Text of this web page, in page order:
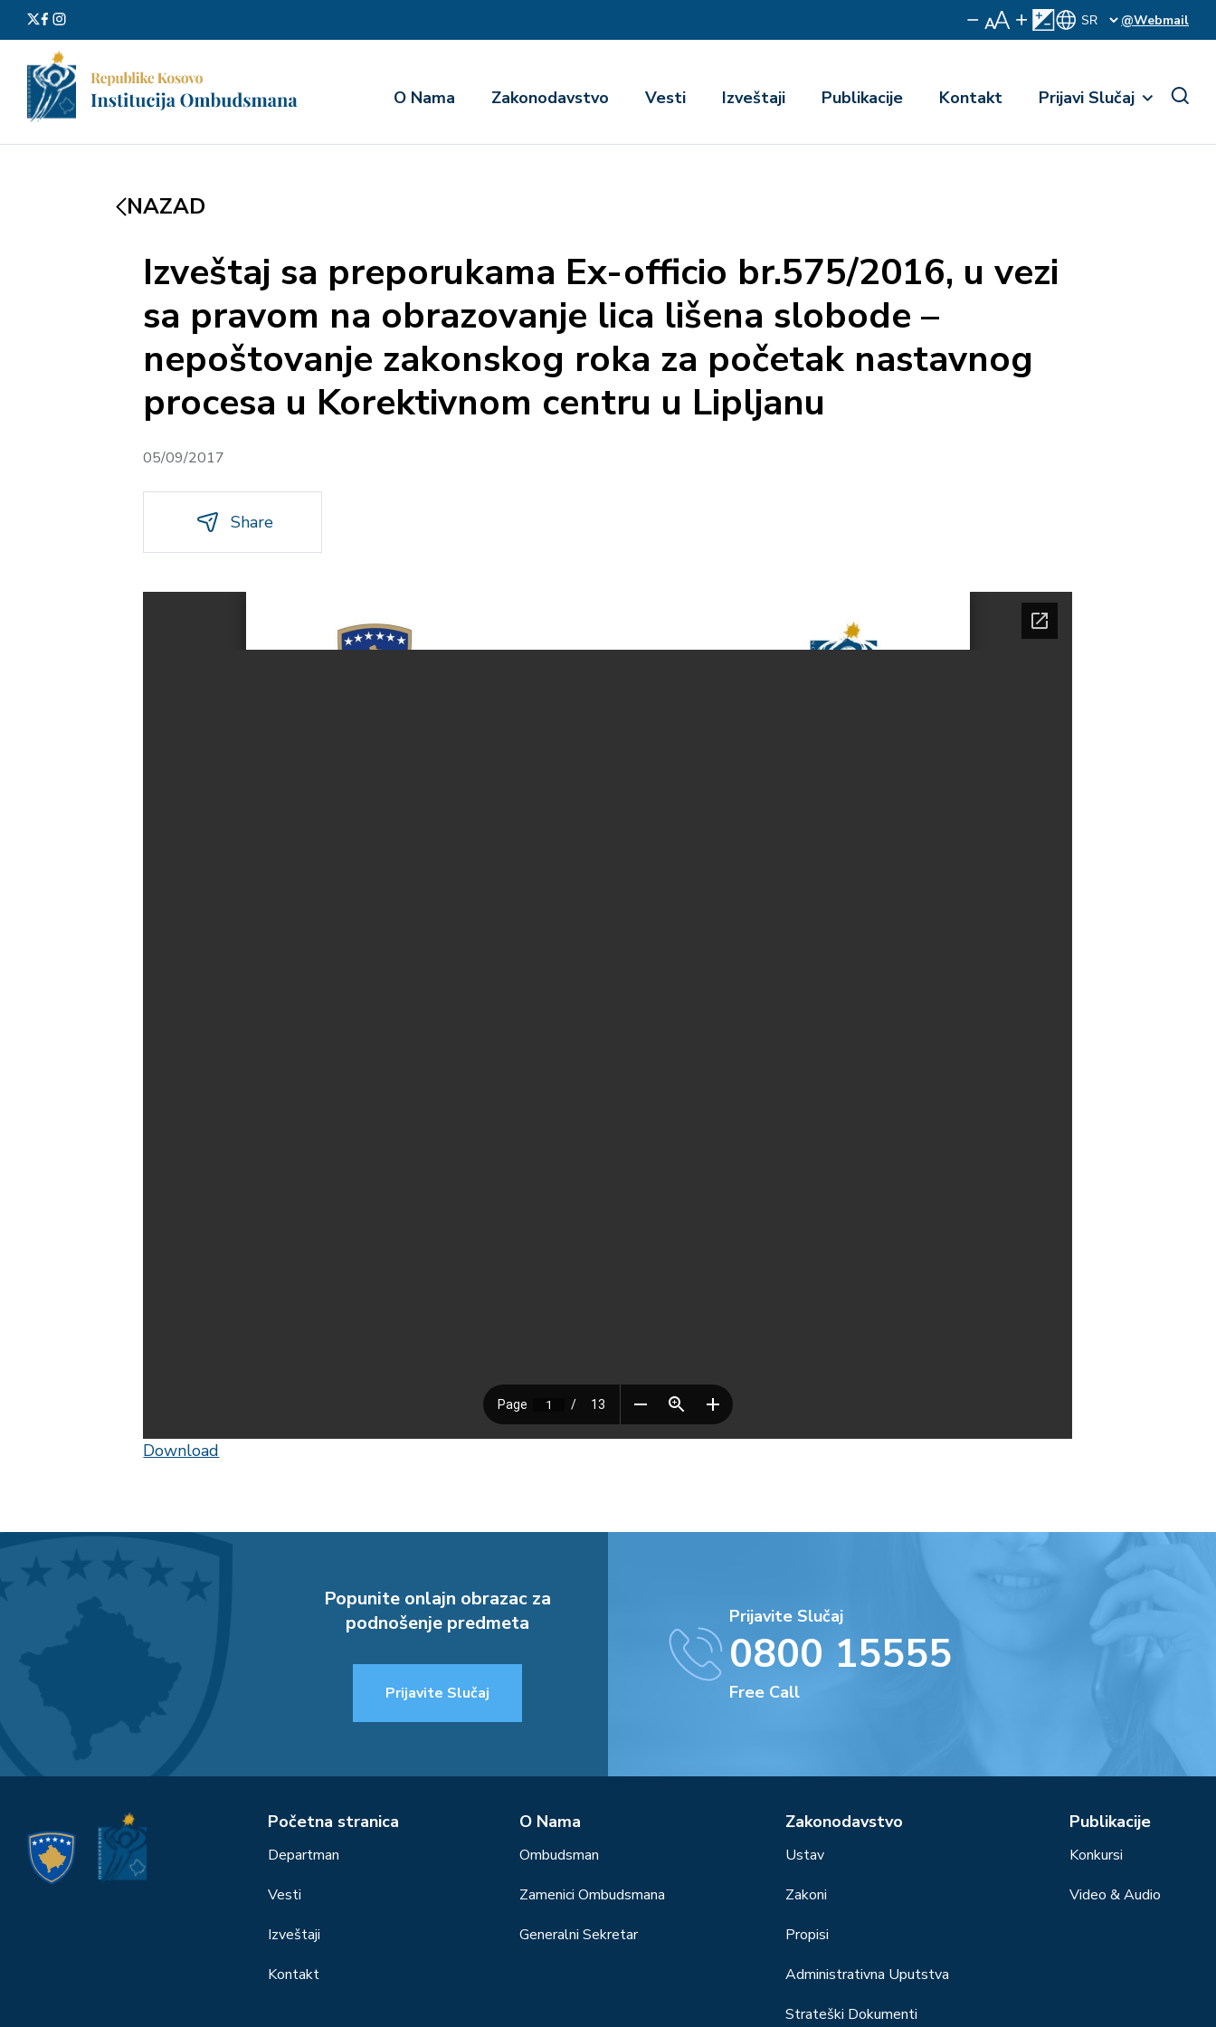
@Webmail
О Nama Zakonodavstvo Vesti Izveštaji Publikacije Kontakt Prijavi Slučaj
NAZAD
Izveštaj sa preporukama Ex-officio br.575/2016, u vezi
sa pravom na obrazovanje lica lišena slobode –
nepoštovanje zakonskog roka za početak nastavnog
procesa u Korektivnom centru u Lipljanu
05/09/2017
Share
Download
Popunite onlajn obrazac za
podnošenje predmeta
Prijavite Slučaj
Prijavite Slučaj
0800 15555
Free Call
Početna stranica
Departman
Vesti
Izveštaji
Kontakt
О Nama
Ombudsman
Zamenici Ombudsmana
Generalni Sekretar
Zakonodavstvo
Ustav
Zakoni
Propisi
Administrativna Uputstva
Strateški Dokumenti
Publikacije
Konkursi
Video & Audio